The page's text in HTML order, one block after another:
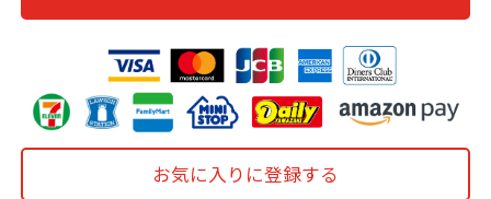
お気に入りに登録する